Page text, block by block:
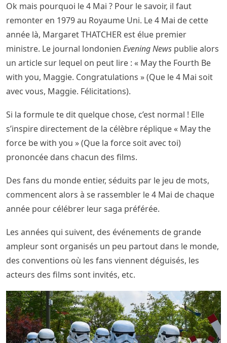
Ok mais pourquoi le 4 Mai ? Pour le savoir, il faut
remonter en 1979 au Royaume Uni. Le 4 Mai de cette
année là, Margaret THATCHER est élue premier
ministre. Le journal londonien Evening News publie alors
un article sur lequel on peut lire : « May the Fourth Be
with you, Maggie. Congratulations » (Que le 4 Mai soit
avec vous, Maggie. Félicitations).
Si la formule te dit quelque chose, c’est normal ! Elle
s’inspire directement de la célèbre réplique « May the
force be with you » (Que la force soit avec toi)
prononcée dans chacun des films.
Des fans du monde entier, séduits par le jeu de mots,
commencent alors à se rassembler le 4 Mai de chaque
année pour célébrer leur saga préférée.
Les années qui suivent, des événements de grande
ampleur sont organisés un peu partout dans le monde,
des conventions où les fans viennent déguisés, les
acteurs des films sont invités, etc.